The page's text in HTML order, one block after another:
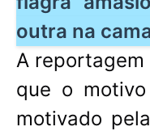
outra na
A reportagem
que o
motivado